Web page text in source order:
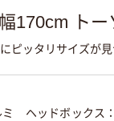
170cm トー
ピッタリサイズが見
ミ ヘッドボックス